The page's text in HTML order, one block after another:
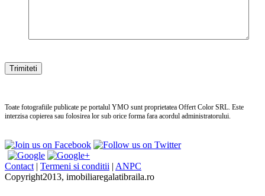
Toate fotografiile publicate pe portalul YMO sunt proprietatea Offert Color SRL. Este
interzisa copierea sau folosirea lor sub orice forma fara acordul administratorului.
Contact | Termeni si conditii | ANPC
Copyright2013, imobiliaregalatibraila.ro